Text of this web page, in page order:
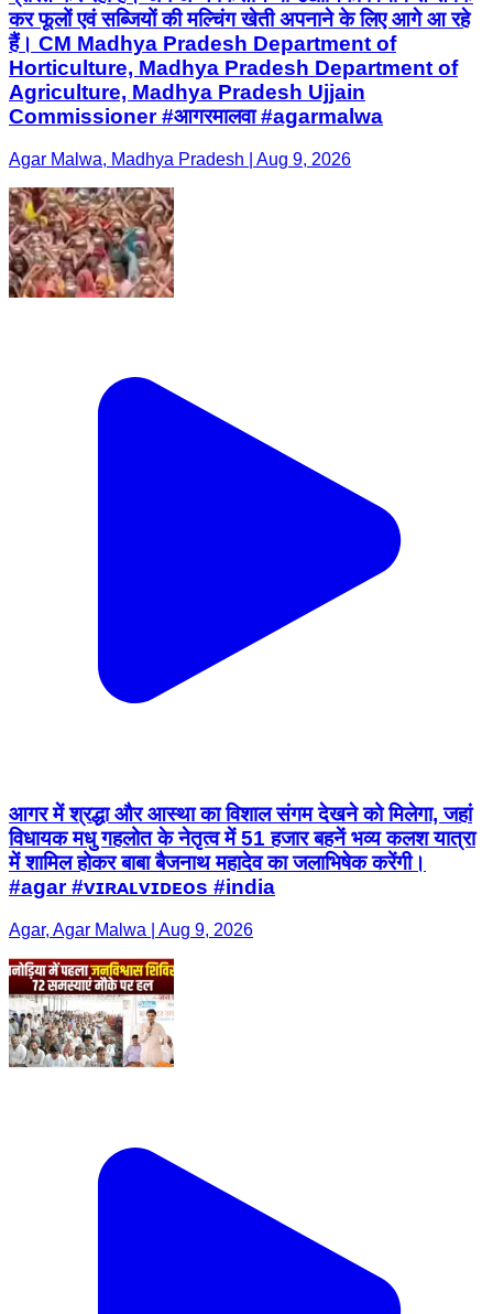
कर फूलों एवं सब्जियों की मल्चिंग खेती अपनाने के लिए आगे आ रहे
हैं। CM Madhya Pradesh Department of
Horticulture, Madhya Pradesh Department of
Agriculture, Madhya Pradesh Ujjain
Commissioner #आगरमालवा #agarmalwa
Agar Malwa, Madhya Pradesh | Aug 9, 2026
आगर में श्रद्धा और आस्था का विशाल संगम देखने को मिलेगा, जहां
विधायक मधु गहलोत के नेतृत्व में 51 हजार बहनें भव्य कलश यात्रा
में शामिल होकर बाबा बैजनाथ महादेव का जलाभिषेक करेंगी।
#agar #ᴠɪʀᴀʟᴠɪᴅᴇᴏs #india
Agar, Agar Malwa | Aug 9, 2026